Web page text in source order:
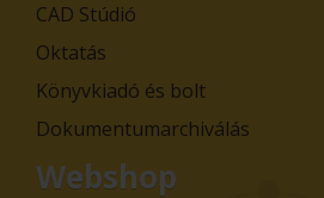
CAD Stúdió
Oktatás
Könyvkiadó és bolt
Dokumentumarchiválás
Webshop